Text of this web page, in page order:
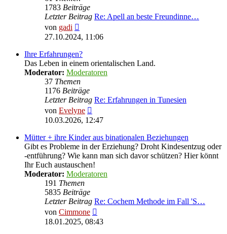
1783 Beiträge
Letzter Beitrag Re: Apell an beste Freundinne…
von gadi
Beitrag
27.10.2024, 11:06
Ihre Erfahrungen?
Das Leben in einem orientalischen Land.
Moderator: Moderatoren
37 Themen
1176 Beiträge
Letzter Beitrag Re: Erfahrungen in Tunesien
von Evelyne
Beitrag
10.03.2026, 12:47
Mütter + ihre Kinder aus binationalen Beziehungen
Gibt es Probleme in der Erziehung? Droht Kindesentzug oder
-entführung? Wie kann man sich davor schützen? Hier könnt
Ihr Euch austauschen!
Moderator: Moderatoren
191 Themen
5835 Beiträge
Letzter Beitrag Re: Cochem Methode im Fall 'S…
von Cimmone
Beitrag
18.01.2025, 08:43